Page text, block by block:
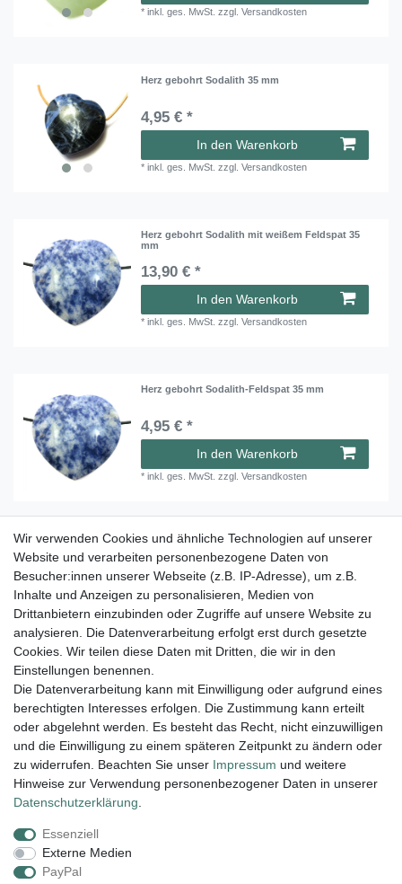
*inkl. ges. MwSt. zzgl.Versandkosten
Herz gebohrt Sodalith 35 mm
4,95 € *
In den Warenkorb
*inkl. ges. MwSt. zzgl.Versandkosten
Herz gebohrt Sodalith mit weißem Feldspat 35
mm
13,90 € *
In den Warenkorb
*inkl. ges. MwSt. zzgl.Versandkosten
Herz gebohrt Sodalith-Feldspat 35 mm
4,95 € *
In den Warenkorb
*inkl. ges. MwSt. zzgl.Versandkosten
Herz gebohrt Tigerauge 35 mm
5,95 € *
In den Warenkorb
*inkl. ges. MwSt. zzgl.Versandkosten
Lieferung und Versand
Impressum Daten­schutz­erklärung AGB
Widerrufs­recht
Wir verwenden Cookies und ähnliche Technologien auf unserer
Website und verarbeiten personenbezogene Daten von
Besucher:innen unserer Webseite (z.B. IP-Adresse), um z.B.
Inhalte und Anzeigen zu personalisieren, Medien von
Drittanbietern einzubinden oder Zugriffe auf unsere Website zu
analysieren. Die Datenverarbeitung erfolgt erst durch gesetzte
Cookies. Wir teilen diese Daten mit Dritten, die wir in den
Einstellungen benennen.
Die Datenverarbeitung kann mit Einwilligung oder aufgrund eines
berechtigten Interesses erfolgen. Die Zustimmung kann erteilt
oder abgelehnt werden. Es besteht das Recht, nicht einzuwilligen
und die Einwilligung zu einem späteren Zeitpunkt zu ändern oder
zu widerrufen. Beachten Sie unser Impressum und weitere
Hinweise zur Verwendung personenbezogener Daten in unserer
Daten­schutz­erklärung
Essenziell
Externe Medien
PayPal